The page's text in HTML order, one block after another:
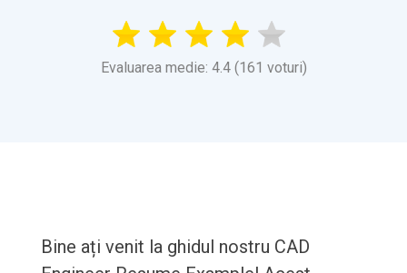
Evaluarea medie: 4.4 (161 voturi)
Bine ați venit la ghidul nostru CAD